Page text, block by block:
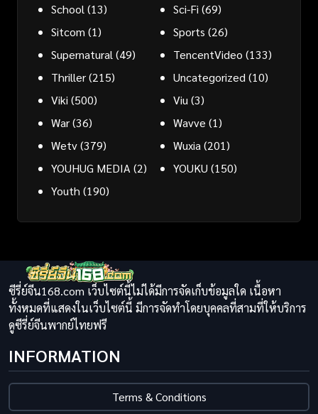
School (13) Sci-Fi (69)
Sitcom (1) Sports (26)
Supernatural (49) TencentVideo (133)
Thriller(215) Uncategorized (10)
Viki (500) Viu (3)
War(36) Wavve (1)
Wetv(379) Wuxia (201)
YOUHUG MEDIA (2) YOUKU (150)
Youth (190)
ซีรี่ย์จีน168.com เว็บไซต์นี้ไม่ได้มีการจัดเก็บข้อมูลใด เนื้อหา
ทั้งหมดที่แสดงในเว็บไซต์นี้ มีการจัดทำโดยบุคคลที่สามที่ให้บริการ
ดูซีรี่ย์จีนพากย์ไทยฟรี
INFORMATION
Terms & Conditions